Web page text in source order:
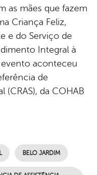
as mães que fazem
Criança Feliz,
e do Serviço de
Integral à
evento aconteceu
de
(CRAS), da COHAB
BELO JARDIM